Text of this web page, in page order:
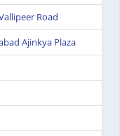
Road
Ajinkya Plaza